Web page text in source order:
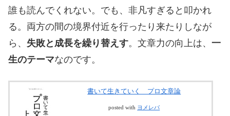
誰も読んでくれない。でも、非凡すぎると叩かれ
る。両方の間の境界付近を行ったり来たりしなが
ら、 失敗と成長を繰り替えす。文章力の向上は、 一
生のテーマなのです。
書いて生きていく プロ文章論
posted with ヨメレバ